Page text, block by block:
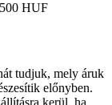
HUF
tudjuk, mely áruk
előnyben.
kerül, ha